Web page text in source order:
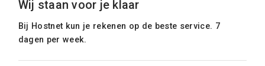
Wij staan voor je klaar
Bij Hostnet kun je rekenen op de beste service. 7
dagen per week.